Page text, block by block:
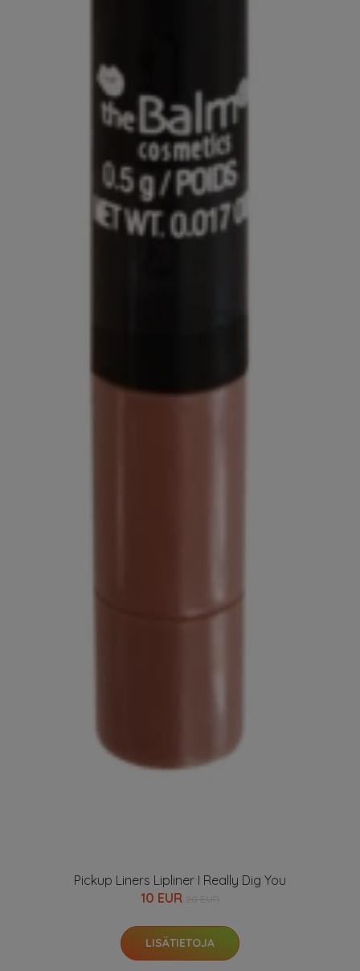
Pickup Liners Lipliner I Really Dig You
10 EUR
LISÄTIETOJA